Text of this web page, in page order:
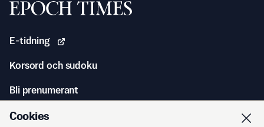
Svenska Epoch Times
E-tidning
Korsord och sudoku
Bli prenumerant
Köp gåvoprenumeration
Cookies